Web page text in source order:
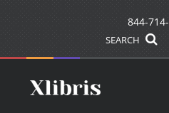
844-
SEARCH